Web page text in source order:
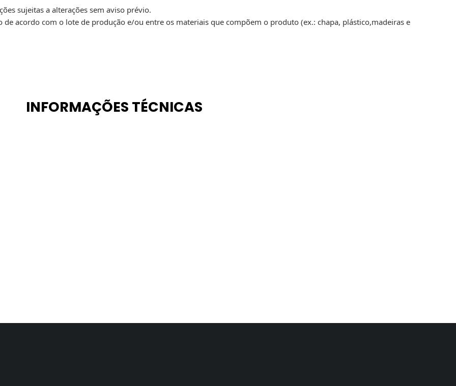
sujeitas a alterações sem aviso prévio.
acordo com o lote de produção e/ou entre os materiais que compõem o produto (ex.: chapa, plástico,madeiras e
INFORMAÇÕES TÉCNICAS